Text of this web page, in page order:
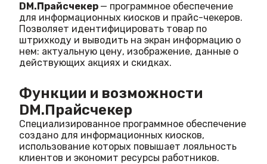
DM.Прайсчекер — программное обеспечение
для информационных киосков и прайс-чекеров.
Позволяет идентифицировать товар по
штрихкоду и выводить на экран информацию о
нем: актуальную цену, изображение, данные о
действующих акциях и скидках.
Функции и возможности
DM.Прайсчекер
Специализированное программное обеспечение
создано для информационных киосков,
использование которых повышает лояльность
клиентов и экономит ресурсы работников.